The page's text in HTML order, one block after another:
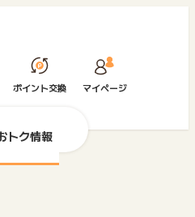
ポイント交換 マイページ
トク情報